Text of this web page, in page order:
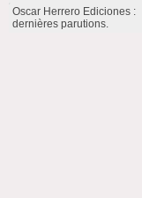
Oscar Herrero Ediciones :
dernières parutions.